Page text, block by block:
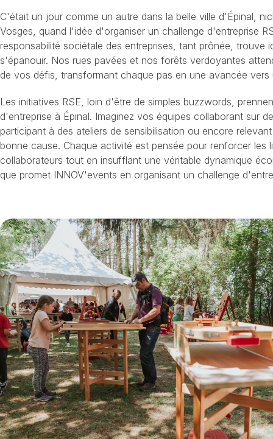
C'était un jour comme un autre dans la belle ville d'Épinal,
Vosges, quand l'idée d'organiser un challenge d'entreprise
responsabilité sociétale des entreprises, tant prônée, trouve
s'épanouir. Nos rues pavées et nos forêts verdoyantes
de vos défis, transformant chaque pas en une avancée vers
Les initiatives RSE, loin d'être de simples buzzwords,
d'entreprise à Épinal. Imaginez vos équipes collaborant sur
participant à des ateliers de sensibilisation ou encore
bonne cause. Chaque activité est pensée pour renforcer les
collaborateurs tout en insufflant une véritable dynamique
que promet INNOV'events en organisant un challenge